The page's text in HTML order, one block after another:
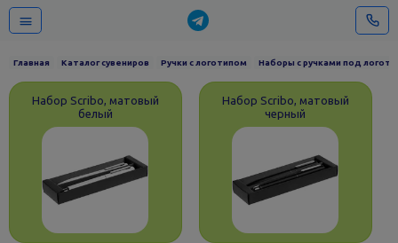
Главная Каталог сувениров Ручки с логотипом Наборы с ручками под
Набор Scribo, матовый
белый
Набор Scribo, матовый
черный